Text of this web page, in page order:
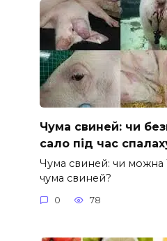
Чума свиней: чи
сало під час
Чума свиней: чи можна
чума свиней?
0 78